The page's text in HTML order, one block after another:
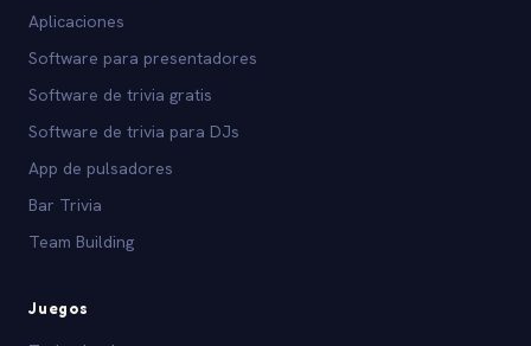
Aplicaciones
Software para presentadores
Software de trivia gratis
Software de trivia para DJs
App de pulsadores
Bar Trivia
Team Building
Juegos